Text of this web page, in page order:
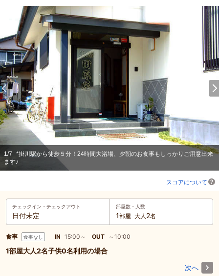
1/7
*掛川駅から徒歩５分！24時間大浴場、夕朝のお食事もしっかりご用意出来
ます♪
スコアについて
チェックイン・ チェックアウト
日付未定
部屋数・人数
1部屋 大人 2名
食事 食事なし IN 15:00～ OUT ～10:00
1部屋大人2名子供0名利用の場合
次へ